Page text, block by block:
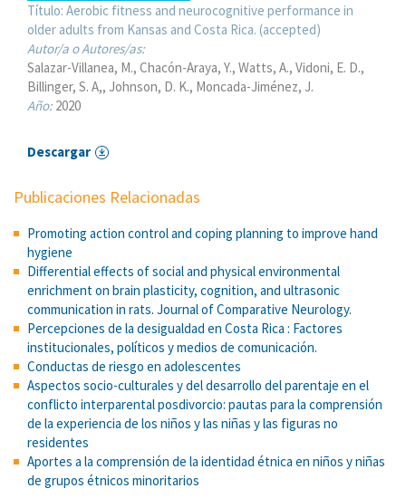
Título: Aerobic fitness and neurocognitive performance in
older adults from Kansas and Costa Rica. (accepted)
Autor/a o Autores/as:
Salazar-Villanea, M. Chacón-Araya, Y. Watts, A. Vidoni, E. D.
Billinger, S. A, Johnson, D. K. Moncada-Jiménez, J.
Año:2020
Descargar
Publicaciones Relacionadas
Promoting action control and coping planning to improve hand
hygiene
Differential effects of social and physical environmental
enrichment on brain plasticity, cognition, and ultrasonic
communication in rats. Journal of Comparative Neurology.
Percepciones de la desigualdad en Costa Rica : Factores
institucionales, políticos y medios de comunicación.
Conductas de riesgo en adolescentes
Aspectos socio-culturales y del desarrollo del parentaje en el
conflicto interparental posdivorcio: pautas para la comprensión
de la experiencia de los niños y las niñas y las figuras no
residentes
Aportes a la comprensión de la identidad étnica en niños y niñas
de grupos étnicos minoritarios